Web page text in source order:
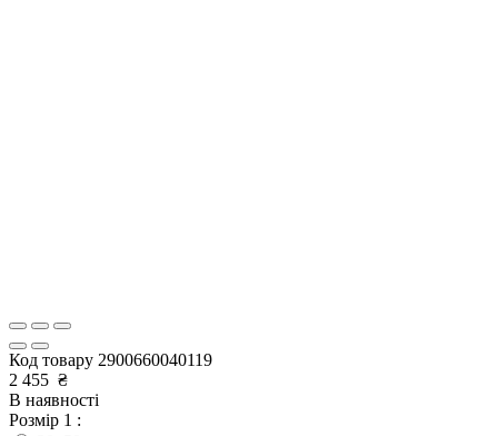
Код товару 2900660040119
2 455 ₴
В наявності
Розмір 1 :